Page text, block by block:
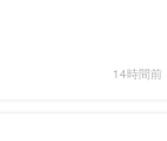
14時間前